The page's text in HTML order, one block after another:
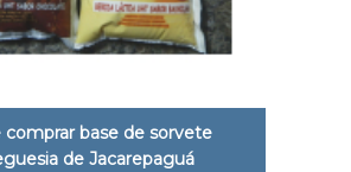
comprar base de sorvete
de Jacarepaguá